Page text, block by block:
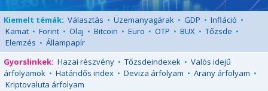
Kiemelt témák: Választás • Üzemanyagárak • GDP • Infláció •
Kamat • Forint • Olaj • Bitcoin • Euro • OTP • BUX • Tőzsde •
Elemzés • Állampapír
Gyorslinkek: Hazai részvény • Tőzsdeindexek • Valós idejű
árfolyamok • Határidős index • Deviza árfolyam • Arany árfolyam •
Kriptovaluta árfolyam